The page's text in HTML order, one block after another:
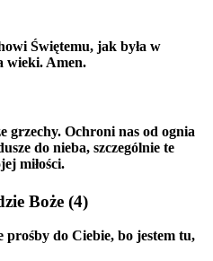
Świętemu, jak była w
wieki. Amen.
grzechy. Ochroni nas od ognia
do nieba, szczególnie te
miłości.
Boże (4)
prośby do Ciebie, bo jestem tu,